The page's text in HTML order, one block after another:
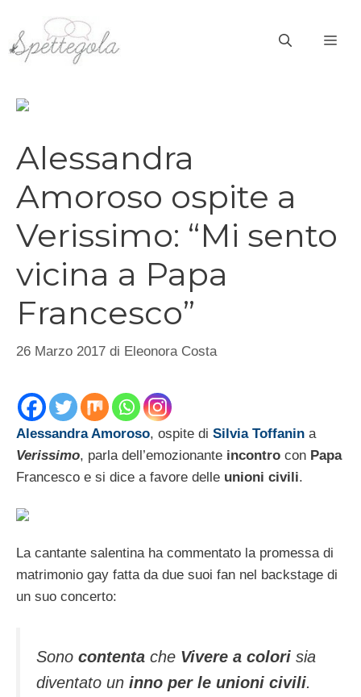
contenuto
Alessandra
Amoroso ospite a
Verissimo: “Mi sento
vicina a Papa
Francesco”
26 Marzo 2017 di Eleonora Costa
Alessandra Amoroso, ospite di Silvia Toffanin a
Verissimo, parla dell’emozionante incontro con Papa
Francesco e si dice a favore delle unioni civili.
La cantante salentina ha commentato la promessa di
matrimonio gay fatta da due suoi fan nel backstage di
un suo concerto:
Sono contenta che Vivere a colori sia
diventato un inno per le unioni civili.